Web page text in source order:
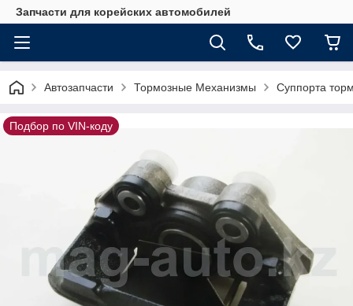
Запчасти для корейских автомобилей
Автозапчасти Тормозные Механизмы Суппорта
Подбор по VIN-коду